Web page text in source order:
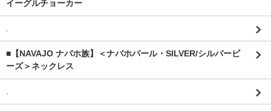
イーグルチョーカー
■【NAVAJO ナバホ族】＜ナバホパール・SILVER/シルバービ
ーズ＞ネックレス